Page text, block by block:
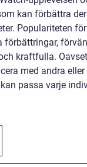
kan förbättra
Populariteten
förbättringar,
kraftfulla.
med andra eller
passa varje